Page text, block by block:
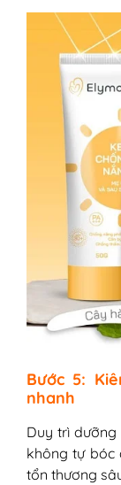
Bước 5:
nhanh
Duy trì
không tự bóc
tổn thương